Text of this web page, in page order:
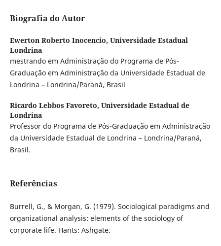
Biografia do Autor
Ewerton Roberto Inocencio, Universidade Estadual
Londrina
mestrando em Administração do Programa de Pós-
Graduação em Administração da Universidade Estadual de
Londrina – Londrina/Paraná, Brasil
Ricardo Lebbos Favoreto, Universidade Estadual de
Londrina
Professor do Programa de Pós-Graduação em Administração
da Universidade Estadual de Londrina – Londrina/Paraná,
Brasil.
Referências
Burrell, G., & Morgan, G. (1979). Sociological paradigms and
organizational analysis: elements of the sociology of
corporate life. Hants: Ashgate.